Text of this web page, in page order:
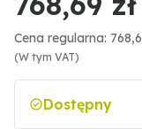
Cena regularna:
(W tym VAT)
Dostępny